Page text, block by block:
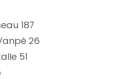
187
26
51